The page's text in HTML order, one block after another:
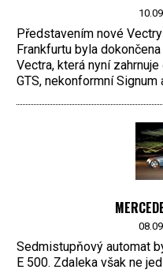
Představením nové
Frankfurtu byla
Vectra, která nyní
GTS, nekonformní Signum
Sedmistupňový automat
E 500. Zdaleka však ne